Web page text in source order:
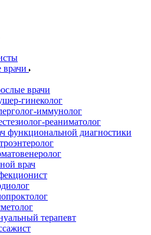
врачи
врачи
гинеколог
иммунолог
реаниматолог
функциональной диагностики
врач
терапевт